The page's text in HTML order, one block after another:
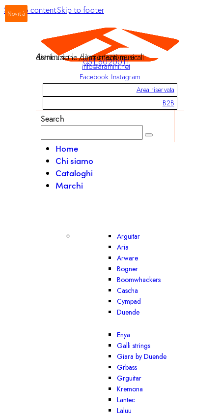
Skip to contentSkip to footer
Aramini s.r.l. / Importazione e distribuzione di strumenti musicali
051 6020011
info@aramini.net
Facebook Instagram
Area riservata
B2B
Search
Home
Chi siamo
Cataloghi
Marchi
Arguitar
Aria
Arware
Bogner
Boomwhackers
Cascha
Cympad
Duende
Enya
Galli strings
Giara by Duende
Grbass
Grguitar
Kremona
Lantec
Laluu
Novità